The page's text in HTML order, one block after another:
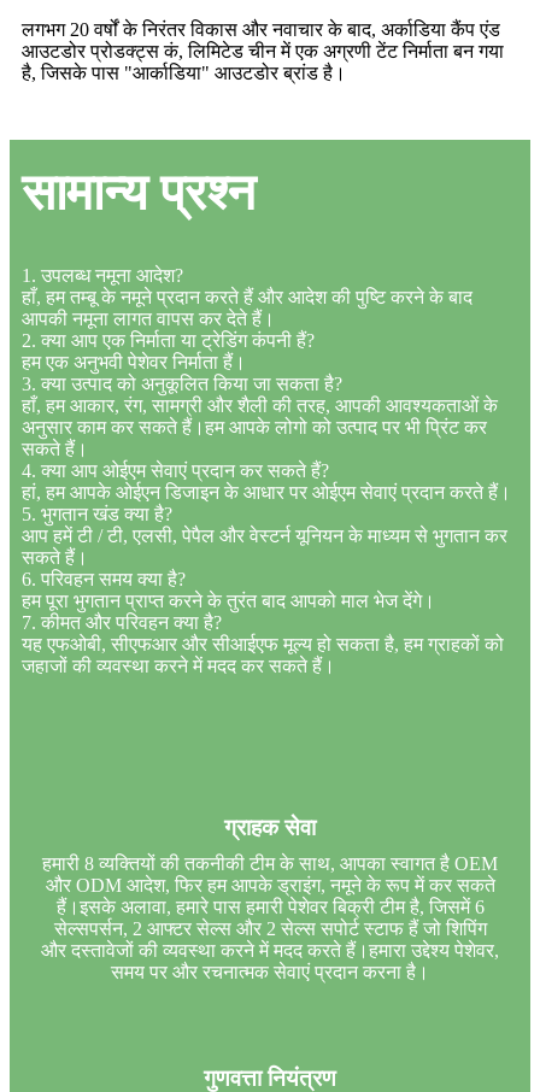
लगभग 20 वर्षों के निरंतर विकास और नवाचार के बाद, अर्काडिया कैंप एंड
आउटडोर प्रोडक्ट्स कं, लिमिटेड चीन में एक अग्रणी टेंट निर्माता बन गया
है, जिसके पास "आर्काडिया" आउटडोर ब्रांड है।
सामान्य प्रश्न
1. उपलब्ध नमूना आदेश?
हाँ, हम तम्बू के नमूने प्रदान करते हैं और आदेश की पुष्टि करने के बाद
आपकी नमूना लागत वापस कर देते हैं।
2. क्या आप एक निर्माता या ट्रेडिंग कंपनी हैं?
हम एक अनुभवी पेशेवर निर्माता हैं।
3. क्या उत्पाद को अनुकूलित किया जा सकता है?
हाँ, हम आकार, रंग, सामग्री और शैली की तरह, आपकी आवश्यकताओं के
अनुसार काम कर सकते हैं।हम आपके लोगो को उत्पाद पर भी प्रिंट कर
सकते हैं।
4. क्या आप ओईएम सेवाएं प्रदान कर सकते हैं?
हां, हम आपके ओईएन डिजाइन के आधार पर ओईएम सेवाएं प्रदान करते हैं।
5. भुगतान खंड क्या है?
आप हमें टी / टी, एलसी, पेपैल और वेस्टर्न यूनियन के माध्यम से भुगतान कर
सकते हैं।
6. परिवहन समय क्या है?
हम पूरा भुगतान प्राप्त करने के तुरंत बाद आपको माल भेज देंगे।
7. कीमत और परिवहन क्या है?
यह एफओबी, सीएफआर और सीआईएफ मूल्य हो सकता है, हम ग्राहकों को
जहाजों की व्यवस्था करने में मदद कर सकते हैं।
ग्राहक सेवा
हमारी 8 व्यक्तियों की तकनीकी टीम के साथ, आपका स्वागत है OEM
और ODM आदेश, फिर हम आपके ड्राइंग, नमूने के रूप में कर सकते
हैं।इसके अलावा, हमारे पास हमारी पेशेवर बिक्री टीम है, जिसमें 6
सेल्सपर्सन, 2 आफ्टर सेल्स और 2 सेल्स सपोर्ट स्टाफ हैं जो शिपिंग
और दस्तावेजों की व्यवस्था करने में मदद करते हैं।हमारा उद्देश्य पेशेवर,
समय पर और रचनात्मक सेवाएं प्रदान करना है।
गुणवत्ता नियंत्रण